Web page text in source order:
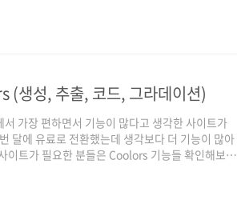
(생성, 추출, 코드, 그라데이션)
가장 편하면서 기능이 많다고 생각한 사이트가
달에 유료로 전환했는데 생각보다 더 기능이 많아
이트가 필요한 분들은 Coolors 기능들 확인해보셔